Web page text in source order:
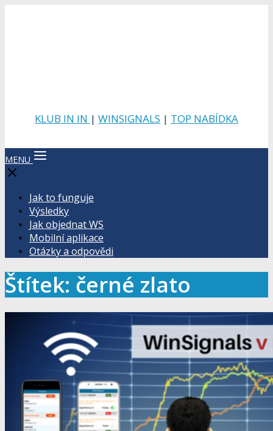
KLUB IN IN | WINSIGNALS | TOP NABÍDKA
MENU
Jak to funguje
Výsledky
Jak objednat WS
Mobilní aplikace
Otázky a odpovědi
Štítek: černé zlato